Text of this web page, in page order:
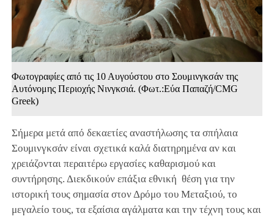
Φωτογραφίες από τις 10 Αυγούστου στο Σουμινγκσάν της
Αυτόνομης Περιοχής Νινγκσιά. (Φωτ.:Εύα Παπαζή/CMG
Greek)
Σήμερα μετά από δεκαετίες αναστήλωσης τα σπήλαια
Σουμινγκσάν είναι σχετικά καλά διατηρημένα αν και
χρειάζονται περαιτέρω εργασίες καθαρισμού και
συντήρησης. Διεκδικούν επάξια εθνική θέση για την
ιστορική τους σημασία στον Δρόμο του Μεταξιού, το
μεγαλείο τους, τα εξαίσια αγάλματα και την τέχνη τους και